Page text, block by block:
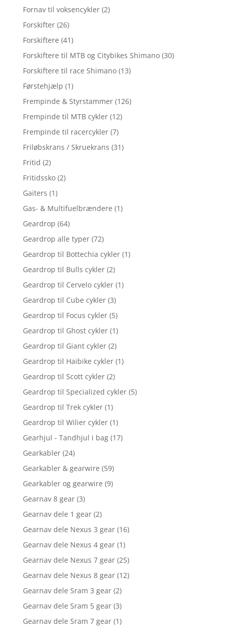
Fornav til voksencykler (2)
Forskifter (26)
Forskiftere (41)
Forskiftere til MTB og Citybikes Shimano (30)
Forskiftere til race Shimano (13)
Førstehjælp (1)
Frempinde & Styrstammer (126)
Frempinde til MTB cykler (12)
Frempinde til racercykler (7)
Friløbskrans / Skruekrans (31)
Fritid (2)
Fritidssko (2)
Gaiters (1)
Gas- & Multifuelbrændere (1)
Geardrop (64)
Geardrop alle typer (72)
Geardrop til Bottechia cykler (1)
Geardrop til Bulls cykler (2)
Geardrop til Cervelo cykler (1)
Geardrop til Cube cykler (3)
Geardrop til Focus cykler (5)
Geardrop til Ghost cykler (1)
Geardrop til Giant cykler (2)
Geardrop til Haibike cykler (1)
Geardrop til Scott cykler (2)
Geardrop til Specialized cykler (5)
Geardrop til Trek cykler (1)
Geardrop til Wilier cykler (1)
Gearhjul - Tandhjul i bag (17)
Gearkabler (24)
Gearkabler & gearwire (59)
Gearkabler og gearwire (9)
Gearnav 8 gear (3)
Gearnav dele 1 gear (2)
Gearnav dele Nexus 3 gear (16)
Gearnav dele Nexus 4 gear (1)
Gearnav dele Nexus 7 gear (25)
Gearnav dele Nexus 8 gear (12)
Gearnav dele Sram 3 gear (2)
Gearnav dele Sram 5 gear (3)
Gearnav dele Sram 7 gear (1)